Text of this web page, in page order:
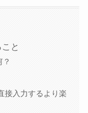
と
接入力するより楽